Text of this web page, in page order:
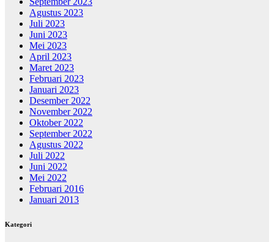
Agustus 2023
Juli 2023
Juni 2023
Mei 2023
April 2023
Maret 2023
Februari 2023
Januari 2023
Desember 2022
November 2022
Oktober 2022
September 2022
Agustus 2022
Juli 2022
Juni 2022
Mei 2022
Februari 2016
Januari 2013
Kategori